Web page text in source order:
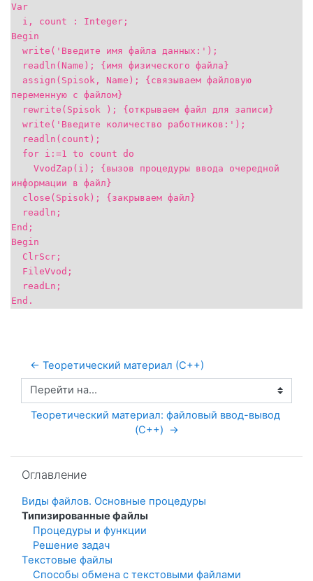
Var
i, count : Integer;
Begin
write('Введите имя файла данных:');
readln(Name); {имя физического файла}
assign(Spisok, Name); {связываем файловую
переменную с файлом}
rewrite(Spisok ); {открываем файл для записи}
write('Введите количество работников:');
readln(count);
for i:=1 to count do
VvodZap(i); {вызов процедуры ввода очередной
информации в файл}
close(Spisok); {закрываем файл}
readln;
End;
Begin
ClrScr;
FileVvod;
readLn;
End.
← Теоретический материал (С++)
Перейти на...
Теоретический материал: файловый ввод-вывод
(C++)  →
Оглавление
Виды файлов. Основные процедуры
Типизированные файлы
Процедуры и функции
Решение задач
Тeкстовые файлы
Способы обмена с текстовыми файлами